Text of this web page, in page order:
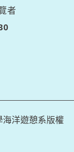
者
洋遊憩系版權